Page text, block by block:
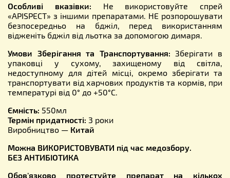
Особливі вказівки: Не використовуйте спрей
«APISPECT» з іншими препаратами. НЕ розпорошувати
безпосередньо на бджіл, перед використанням
відженіть бджіл від льотка за допомогою димаря.
Умови Зберігання та Транспортування: Зберігати в
упаковці у сухому, захищеному від світла,
недоступному для дітей місці, окремо зберігати та
транспортувати від харчових продуктів та кормів, при
температурі від 0° до +50°С.
Ємність: 550мл
Термін придатності: 3 роки
Виробництво — Китай
Можна ВИКОРИСТОВУВАТИ під час медозбору.
БЕЗ АНТИБІОТИКА
Обов'язково протестуйте препарат на кількох